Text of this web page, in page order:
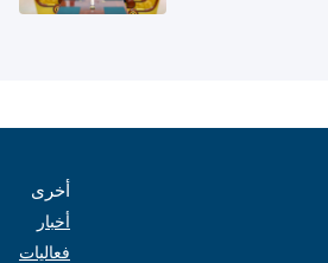
أخرى
أخبار
فعاليات